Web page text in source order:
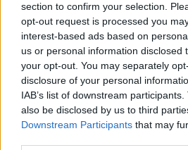
section to confirm your selection.
opt-out request is processed you
interest-based ads based on
us or personal information disclosed
your opt-out. You may separately
disclosure of your personal
IAB’s list of downstream
also be disclosed by us to third
Downstream Participants that may
Kamarádka:Boruvka
Říká o mně: